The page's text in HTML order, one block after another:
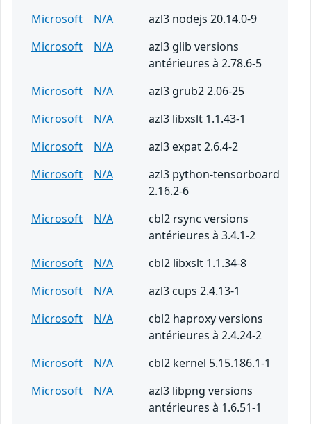
Microsoft
N/A
azl3 nodejs 20.14.0-9
Microsoft
N/A
azl3 glib versions
antérieures à 2.78.6-5
Microsoft
N/A
azl3 grub2 2.06-25
Microsoft
N/A
azl3 libxslt 1.1.43-1
Microsoft
N/A
azl3 expat 2.6.4-2
Microsoft
N/A
azl3 python-tensorboard
2.16.2-6
Microsoft
N/A
cbl2 rsync versions
antérieures à 3.4.1-2
Microsoft
N/A
cbl2 libxslt 1.1.34-8
Microsoft
N/A
azl3 cups 2.4.13-1
Microsoft
N/A
cbl2 haproxy versions
antérieures à 2.4.24-2
Microsoft
N/A
cbl2 kernel 5.15.186.1-1
Microsoft
N/A
azl3 libpng versions
antérieures à 1.6.51-1